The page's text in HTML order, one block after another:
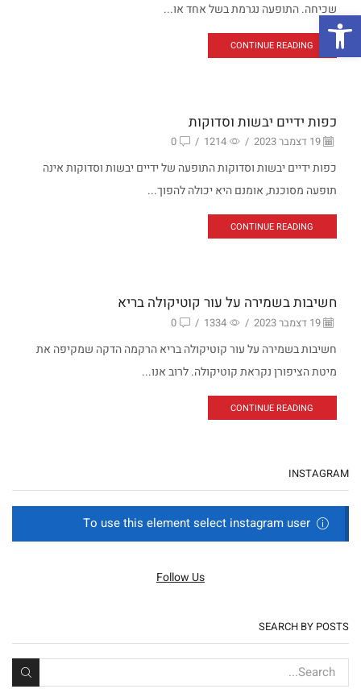
שכיחה. התופעה נגרמת בשל אחד או...
CONTINUE READING
טיפול בידיים
כפות ידיים יבשות וסדוקות
/
1214
/
0
כפות ידיים יבשות וסדוקות התופעה של ידיים יבשות וסדוקות אינה
תופעה מסוכנת, אומנם היא יכולה להפוך...
CONTINUE READING
Uncategorized
חשיבות בשמירה על עור קוטיקולה בריא
/
1334
/
0
חשיבות בשמירה על עור קוטיקולה בריא הרקמה הדקה שמקיפה את
מיטת הציפורן נקראת קוטיקולה. לרוב אנו...
CONTINUE READING
INSTAGRAM
To use this element select instagram user
Follow Us
SEARCH BY POSTS
פתח סרגל נגישות